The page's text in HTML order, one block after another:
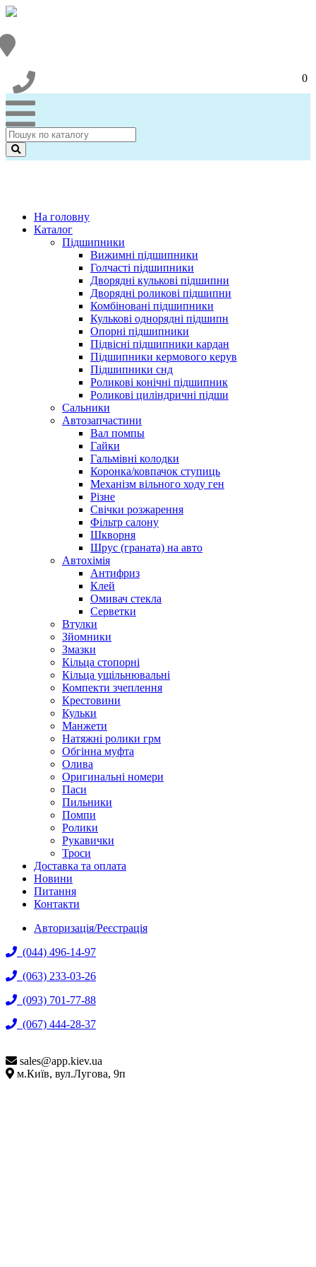
0
На головну
Каталог
Підшипники
Вижимні підшипники
Голчасті підшипники
Дворядні кулькові підшипни
Дворядні роликові підшипни
Комбіновані підшипники
Кулькові однорядні підшипн
Опорні підшипники
Підвісні підшипники кардан
Підшипники кермового керув
Підшипники снд
Роликові конічні підшипник
Роликові циліндричні підши
Сальники
Автозапчастини
Вал помпы
Гайки
Гальмівні колодки
Коронка/ковпачок ступиць
Механізм вільного ходу ген
Різне
Свічки розжарення
Фільтр салону
Шкворня
Шрус (граната) на авто
Автохімія
Антифриз
Клей
Омивач стекла
Серветки
Втулки
Зйомники
Змазки
Кільца стопорні
Кільца ущільнювальні
Компекти зчеплення
Крестовини
Кульки
Манжети
Натяжні ролики грм
Обгінна муфта
Олива
Оригинальні номери
Паси
Пильники
Помпи
Ролики
Рукавички
Троси
Доставка та оплата
Новини
Питання
Контакти
Авторизація/Реєстрація
(044) 496-14-97
(063) 233-03-26
(093) 701-77-88
(067) 444-28-37
sales@app.kiev.ua
м.Київ, вул.Лугова, 9п